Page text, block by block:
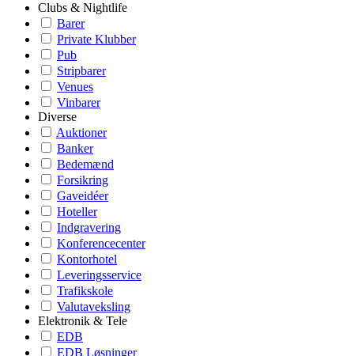
Clubs & Nightlife
Barer
Private Klubber
Pub
Stripbarer
Venues
Vinbarer
Diverse
Auktioner
Banker
Bedemænd
Forsikring
Gaveidéer
Hoteller
Indgravering
Konferencecenter
Kontorhotel
Leveringsservice
Trafikskole
Valutaveksling
Elektronik & Tele
EDB
EDB Løsninger